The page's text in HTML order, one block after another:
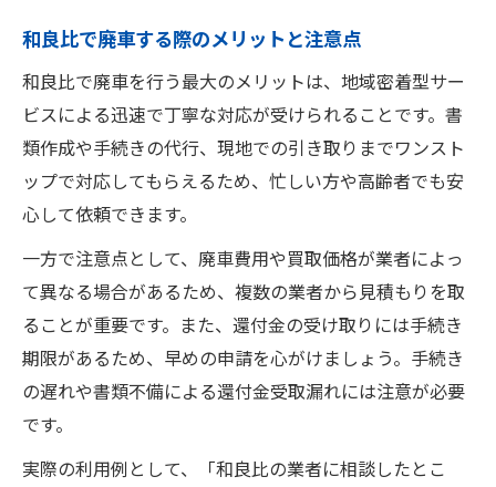
和良比で廃車する際のメリットと注意点
和良比で廃車を行う最大のメリットは、地域密着型サー
ビスによる迅速で丁寧な対応が受けられることです。書
類作成や手続きの代行、現地での引き取りまでワンスト
ップで対応してもらえるため、忙しい方や高齢者でも安
心して依頼できます。
一方で注意点として、廃車費用や買取価格が業者によっ
て異なる場合があるため、複数の業者から見積もりを取
ることが重要です。また、還付金の受け取りには手続き
期限があるため、早めの申請を心がけましょう。手続き
の遅れや書類不備による還付金受取漏れには注意が必要
です。
実際の利用例として、「和良比の業者に相談したとこ